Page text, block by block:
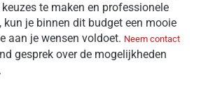
te maken en professionele
kun je binnen dit budget een mooie
aan je wensen voldoet. Neem contact
gesprek over de mogelijkheden